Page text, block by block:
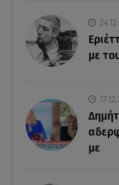
07.08.26 , 09:47
Κυψέλη: «Δεν
από μάχη με
με
με